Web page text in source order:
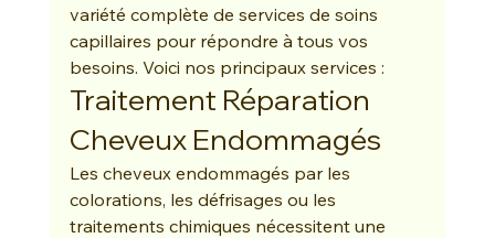
variété complète de services de soins
capillaires pour répondre à tous vos
besoins. Voici nos principaux services :
Traitement Réparation
Cheveux Endommagés
Les cheveux endommagés par les
colorations, les défrisages ou les
traitements chimiques nécessitent une